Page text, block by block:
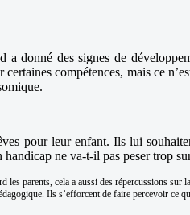
a donné des signes de
compétences, mais ce
pour leur enfant. Ils lui
handicap ne va-t-il pas peser trop
les parents, cela a aussi des répercussions
Ils s’efforcent de faire percevoir ce